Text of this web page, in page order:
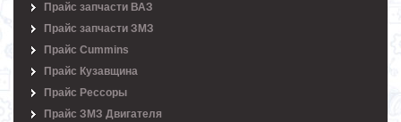
Прайс запчасти ВАЗ
Прайс запчасти ЗМЗ
Прайс Cummins
Прайс Кузавщина
Прайс Рессоры
Прайс ЗМЗ Двигателя